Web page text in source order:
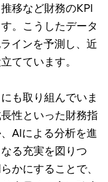
移など財務のKPI
。こうしたデータ
インを予測し、近
てています。
も取り組んでいま
性といった財務指
AIによる分析を進
る充実を図りつ
かにすることで、